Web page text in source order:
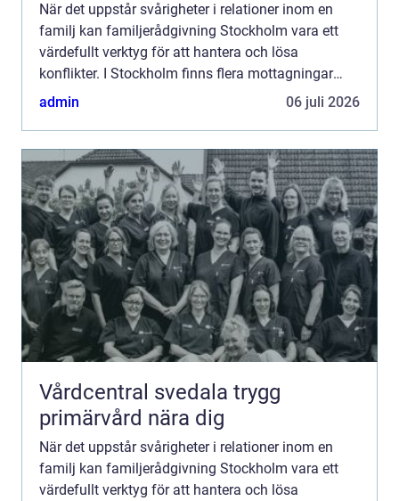
När det uppstår svårigheter i relationer inom en
familj kan familjerådgivning Stockholm vara ett
värdefullt verktyg för att hantera och lösa
konflikter. I Stockholm finns flera mottagningar
som erbjuder professio...
admin 06 juli 2026
Vårdcentral svedala trygg
primärvård nära dig
När det uppstår svårigheter i relationer inom en
familj kan familjerådgivning Stockholm vara ett
värdefullt verktyg för att hantera och lösa